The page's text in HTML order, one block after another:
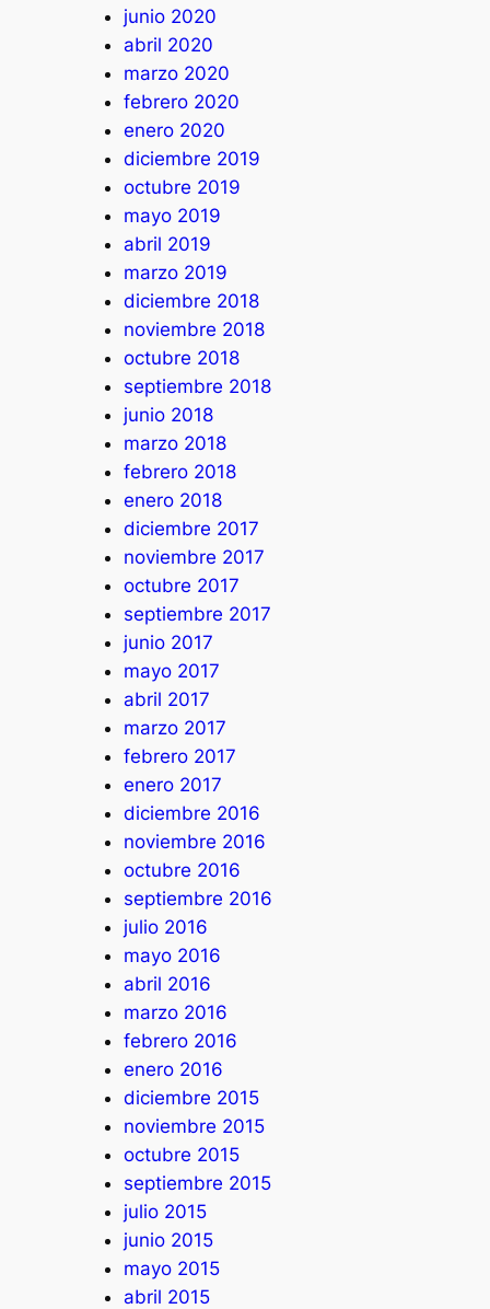
junio 2020
abril 2020
marzo 2020
febrero 2020
enero 2020
diciembre 2019
octubre 2019
mayo 2019
abril 2019
marzo 2019
diciembre 2018
noviembre 2018
octubre 2018
septiembre 2018
junio 2018
marzo 2018
febrero 2018
enero 2018
diciembre 2017
noviembre 2017
octubre 2017
septiembre 2017
junio 2017
mayo 2017
abril 2017
marzo 2017
febrero 2017
enero 2017
diciembre 2016
noviembre 2016
octubre 2016
septiembre 2016
julio 2016
mayo 2016
abril 2016
marzo 2016
febrero 2016
enero 2016
diciembre 2015
noviembre 2015
octubre 2015
septiembre 2015
julio 2015
junio 2015
mayo 2015
abril 2015